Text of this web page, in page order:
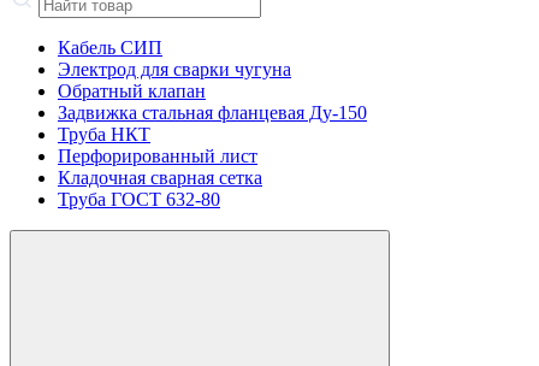
Кабель СИП
Электрод для сварки чугуна
Обратный клапан
Задвижка стальная фланцевая Ду-150
Труба НКТ
Перфорированный лист
Кладочная сварная сетка
Труба ГОСТ 632-80